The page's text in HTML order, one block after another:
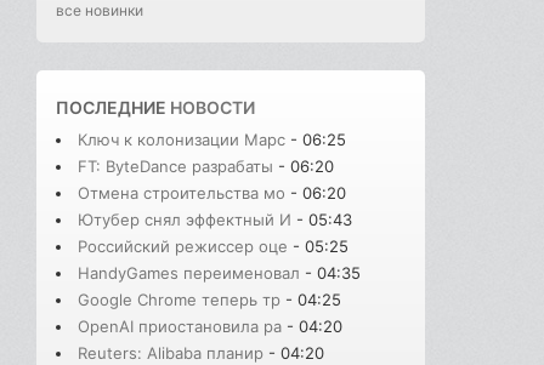
все новинки
ПОСЛЕДНИЕ НОВОСТИ
Ключ к колонизации Марс - 06:25
FT: ByteDance разрабаты - 06:20
Отмена строительства мо - 06:20
Ютубер снял эффектный И - 05:43
Российский режиссер оце - 05:25
HandyGames переименовал - 04:35
Google Chrome теперь тр - 04:25
OpenAI приостановила ра - 04:20
Reuters: Alibaba планир - 04:20